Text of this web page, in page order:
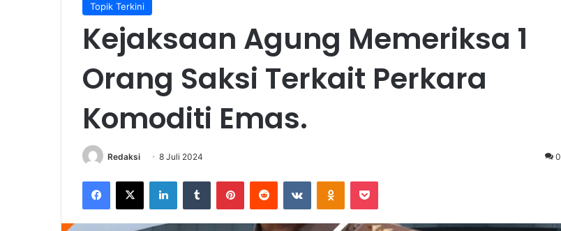
Topik Terkini
Kejaksaan Agung Memeriksa 1
Orang Saksi Terkait Perkara
Komoditi Emas.
Redaksi 8 Juli 2024 0
Facebook
X LinkedInTumblr PinterestReddit VKontakteOdnoklassniki
Pocket